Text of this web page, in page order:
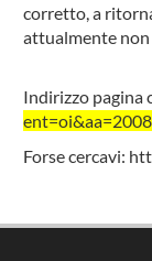
corretto, a
attualmente
Indirizzo pagina
Forse cercavi: